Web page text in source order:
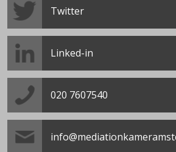
Twitter
Linked-in
020 7607540